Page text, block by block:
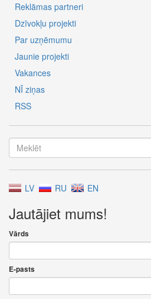
Reklāmas partneri
Dzīvokļu projekti
Par uzņēmumu
Jaunie projekti
Vakances
NĪ ziņas
RSS
LV RU EN
Jautājiet mums!
Vārds
E-pasts